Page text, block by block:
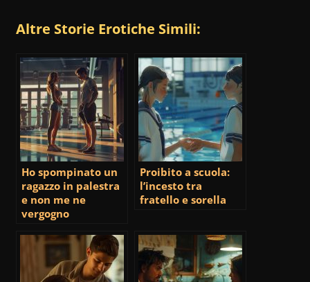
Altre Storie Erotiche Simili:
Ho spompinato un
ragazzo in palestra
e non me ne
vergogno
Proibito a scuola:
l’incesto tra
fratello e sorella